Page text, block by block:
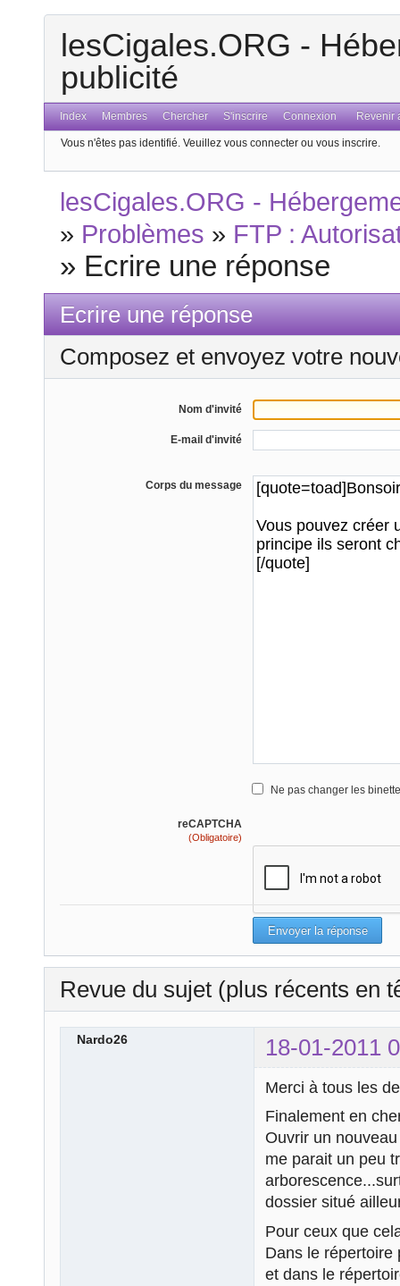
lesCigales.ORG -
publicité
Index Membres Chercher S'inscrire Connexion Revenir
Vous n'êtes pas identifié. Veuillez vous connecter ou vous inscrire.
lesCigales.ORG -
» Problèmes » FTP :
» Ecrire une réponse
Ecrire une réponse
Composez et envoyez votre
Nom d'invité
E-mail d'invité
Corps du message
Ne pas changer les
reCAPTCHA
(Obligatoire)
Revue du sujet (plus récents en
Nardo26 18-01-2011
Merci à tous les
Finalement en
Ouvrir un
me parait un peu
dossier situé
Pour ceux que
Dans le répertoire
et dans le